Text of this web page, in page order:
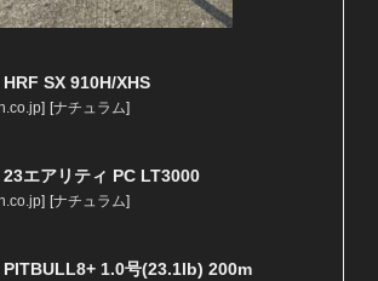
HRF SX 910H/XHS
] [ナチュラム]
23エアリティ PC LT3000
] [ナチュラム]
PITBULL8+ 1.0号(23.1lb) 200m